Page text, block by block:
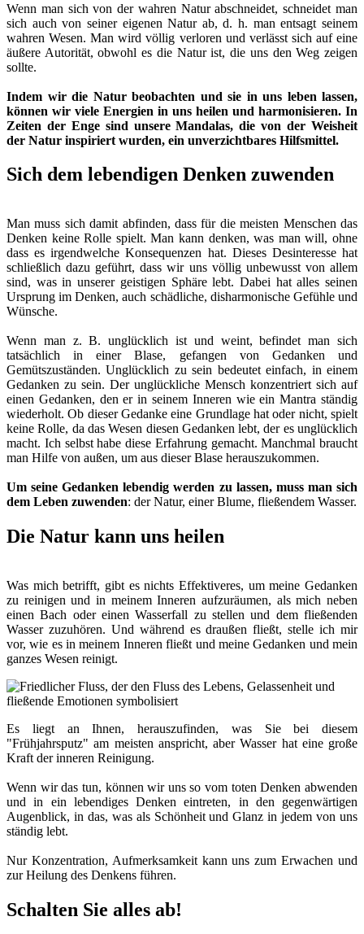
Wenn man sich von der wahren Natur abschneidet, schneidet man
sich auch von seiner eigenen Natur ab, d. h. man entsagt seinem
wahren Wesen. Man wird völlig verloren und verlässt sich auf eine
äußere Autorität, obwohl es die Natur ist, die uns den Weg zeigen
sollte.
Indem wir die Natur beobachten und sie in uns leben lassen,
können wir viele Energien in uns heilen und harmonisieren. In
Zeiten der Enge sind unsere Mandalas, die von der Weisheit
der Natur inspiriert wurden, ein unverzichtbares Hilfsmittel.
Sich dem lebendigen Denken zuwenden
Man muss sich damit abfinden, dass für die meisten Menschen das
Denken keine Rolle spielt. Man kann denken, was man will, ohne
dass es irgendwelche Konsequenzen hat. Dieses Desinteresse hat
schließlich dazu geführt, dass wir uns völlig unbewusst von allem
sind, was in unserer geistigen Sphäre lebt. Dabei hat alles seinen
Ursprung im Denken, auch schädliche, disharmonische Gefühle und
Wünsche.
Wenn man z. B. unglücklich ist und weint, befindet man sich
tatsächlich in einer Blase, gefangen von Gedanken und
Gemütszuständen. Unglücklich zu sein bedeutet einfach, in einem
Gedanken zu sein. Der unglückliche Mensch konzentriert sich auf
einen Gedanken, den er in seinem Inneren wie ein Mantra ständig
wiederholt. Ob dieser Gedanke eine Grundlage hat oder nicht, spielt
keine Rolle, da das Wesen diesen Gedanken lebt, der es unglücklich
macht. Ich selbst habe diese Erfahrung gemacht. Manchmal braucht
man Hilfe von außen, um aus dieser Blase herauszukommen.
Um seine Gedanken lebendig werden zu lassen, muss man sich
dem Leben zuwenden: der Natur, einer Blume, fließendem Wasser.
Die Natur kann uns heilen
Was mich betrifft, gibt es nichts Effektiveres, um meine Gedanken
zu reinigen und in meinem Inneren aufzuräumen, als mich neben
einen Bach oder einen Wasserfall zu stellen und dem fließenden
Wasser zuzuhören. Und während es draußen fließt, stelle ich mir
vor, wie es in meinem Inneren fließt und meine Gedanken und mein
ganzes Wesen reinigt.
Es liegt an Ihnen, herauszufinden, was Sie bei diesem
"Frühjahrsputz" am meisten anspricht, aber Wasser hat eine große
Kraft der inneren Reinigung.
Wenn wir das tun, können wir uns so vom toten Denken abwenden
und in ein lebendiges Denken eintreten, in den gegenwärtigen
Augenblick, in das, was als Schönheit und Glanz in jedem von uns
ständig lebt.
Nur Konzentration, Aufmerksamkeit kann uns zum Erwachen und
zur Heilung des Denkens führen.
Schalten Sie alles ab!